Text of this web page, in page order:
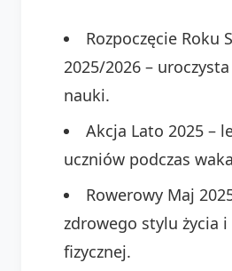
Rozpoczęcie Roku
2025/2026 –
nauki.
Akcja Lato 2025 –
uczniów podczas
Rowerowy Maj
zdrowego stylu życia
fizycznej.